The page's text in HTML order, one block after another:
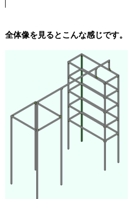
全体像を見るとこんな感じです。